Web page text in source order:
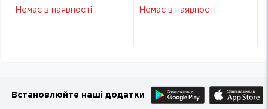
скейтом Strateg 40х50
Немає в наявності
скейтом Strateg 40х50
Немає в наявності
Встановлюйте наші додатки